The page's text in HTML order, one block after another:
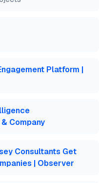
Platform |
Company
Consultants Get
| Observer